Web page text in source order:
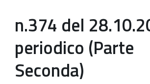
n.374 del
periodico (Parte
Seconda)